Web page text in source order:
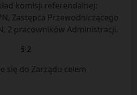
komisji referendalnej:
Zastępca Przewodniczącego
2 pracowników Administracji.
§ 2
się do Zarządu celem